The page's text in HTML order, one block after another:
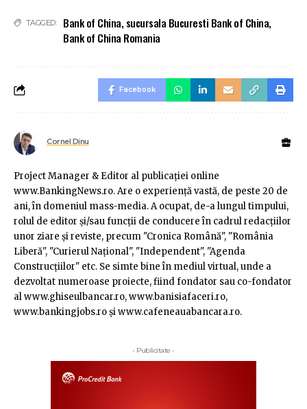
TAGGED: Bank of China, sucursala Bucuresti Bank of China,
Bank of China Romania
Facebook
Cornel Dinu
Project Manager & Editor al publicaţiei online
www.BankingNews.ro. Are o experienţă vastă, de peste 20 de
ani, în domeniul mass-media. A ocupat, de-a lungul timpului,
rolul de editor şi/sau funcţii de conducere în cadrul redacţiilor
unor ziare şi reviste, precum "Cronica Română", "România
Liberă", "Curierul Naţional", "Independent", "Agenda
Construcţiilor" etc. Se simte bine în mediul virtual, unde a
dezvoltat numeroase proiecte, fiind fondator sau co-fondator
al www.ghiseulbancar.ro, www.banisiafaceri.ro,
www.bankingjobs.ro şi www.cafeneauabancara.ro.
- Publicitate -